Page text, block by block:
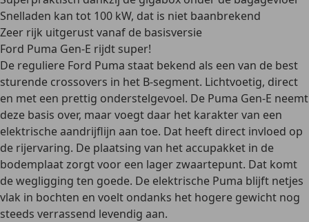
Snelladen kan tot 100 kW, dat is niet baanbrekend
Zeer rijk uitgerust vanaf de basisversie
Ford Puma Gen-E rijdt super!
De reguliere Ford Puma staat bekend als een van de best
sturende crossovers in het B-segment. Lichtvoetig, direct
en met een prettig onderstelgevoel. De Puma Gen-E neemt
deze basis over, maar voegt daar het karakter van een
elektrische aandrijflijn aan toe. Dat heeft direct invloed op
de rijervaring. De plaatsing van het accupakket in de
bodemplaat zorgt voor een lager zwaartepunt. Dat komt
de wegligging ten goede. De elektrische Puma blijft netjes
vlak in bochten en voelt ondanks het hogere gewicht nog
steeds verrassend levendig aan.